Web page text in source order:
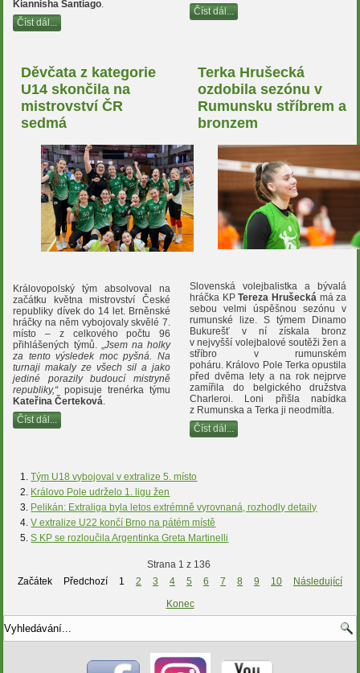
Kiannisha Santiago.
Číst dál...
Číst dál...
Děvčata z kategorie
U14 skončila na
mistrovství ČR
sedmá
Královopolský tým absolvoval na
začátku května mistrovství České
republiky dívek do 14 let. Brněnské
hráčky na něm vybojovaly skvělé 7.
místo – z celkového počtu 96
přihlášených týmů. „ Jsem na holky
za tento výsledek moc pyšná. Na
turnaji makaly ze všech sil a jako
jediné porazily budoucí mistryně
republiky,“popisuje trenérka týmu
Kateřina Čerteková
Číst dál...
Terka Hrušecká
ozdobila sezónu v
Rumunsku stříbrem a
bronzem
Slovenská volejbalistka a bývalá
hráčka KPTereza Hrušecká má za
sebou velmi úspěšnou sezónu v
rumunské lize. S týmem Dinamo
Bukurešť v ní získala bronz
v nejvyšší volejbalové soutěži žen a
stříbro v rumunském
poháru. Královo Pole Terka opustila
před dvěma lety a na rok nejprve
zamířila do belgického družstva
Charleroi. Loni přišla nabídka
z Rumunska a Terka ji neodmítla.
Číst dál...
Tým U18 vybojoval v extralize 5. místo
Královo Pole udrželo 1. ligu žen
Pelikán: Extraliga byla letos extrémně vyrovnaná, rozhodly detaily
V extralize U22 končí Brno na pátém místě
S KP se rozloučila Argentinka Greta Martinelli
Strana 1 z 136
Začátek
Předchozí 1 2 3 4 5 6 7 8 9 10
Následující
Konec